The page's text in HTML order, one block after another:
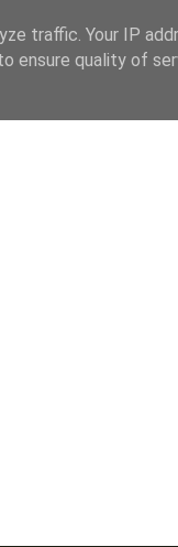
traffic. Your IP
ensure quality of